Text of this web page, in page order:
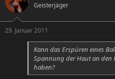
Geisterjäger
29. Januar 2011
Kann das Erspüren eines
Spannung der Haut an den
haben?